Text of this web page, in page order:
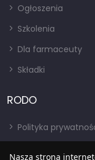
Ogłoszenia
Szkolenia
Dla farmaceuty
Składki
RODO
Polityka
Nasza strona